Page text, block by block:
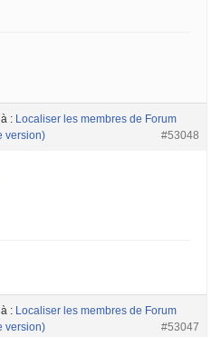
: Localiser les membres de Forum
version)
#53048
: Localiser les membres de Forum
version)
#53047